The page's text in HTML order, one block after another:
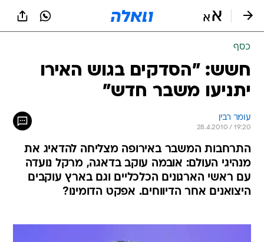
כסף
חשש: "הסדקים בגוש האירו
יתניעו משבר חדש"
עומר רבין
28.4.2010 / 19:20
התרחבות המשבר באירופה מצליחה להדאיג את
מנהיגי העולם: אובמה עוקב בדאגה, מרקל נועדה
עם ראשי הארגונים הכלכליים וגם בארץ עוקבים
היצואנים אחר הדיווחים. אפקט הדומינו?